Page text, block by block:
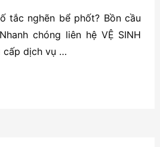
tắc nghẽn bể phốt? Bồn cầu
chóng liên hệ VỆ SINH
cấp dịch vụ …